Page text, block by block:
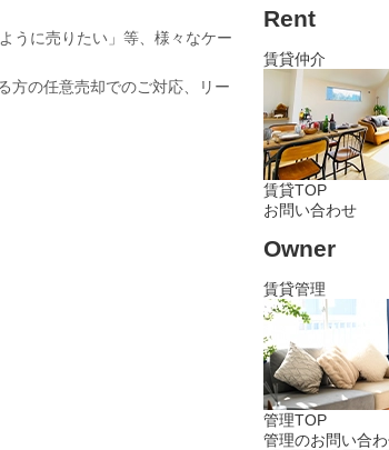
うに売りたい」等、様々なケー
方の任意売却でのご対応、リー
Rent
賃貸仲介
賃貸TOP
お問い合わせ
Owner
賃貸管理
管理TOP
管理のお問い合